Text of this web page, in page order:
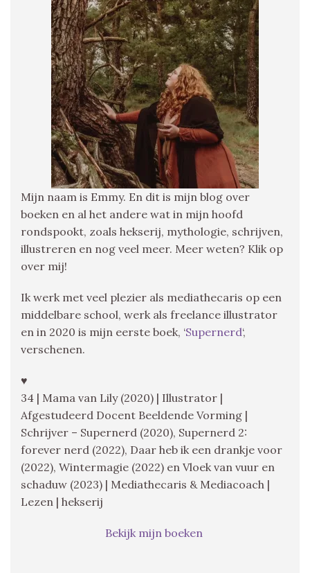
Mijn naam is Emmy. En dit is mijn blog over
boeken en al het andere wat in mijn hoofd
rondspookt, zoals hekserij, mythologie, schrijven,
illustreren en nog veel meer. Meer weten? Klik op
over mij!
Ik werk met veel plezier als mediathecaris op een
middelbare school, werk als freelance illustrator
en in 2020 is mijn eerste boek, ‘Supernerd‘,
verschenen.
♥
34 | Mama van Lily (2020) | Illustrator |
Afgestudeerd Docent Beeldende Vorming |
Schrijver – Supernerd (2020), Supernerd 2:
forever nerd (2022), Daar heb ik een drankje voor
(2022), Wintermagie (2022) en Vloek van vuur en
schaduw (2023) | Mediathecaris & Mediacoach |
Lezen | hekserij
Bekijk mijn boeken